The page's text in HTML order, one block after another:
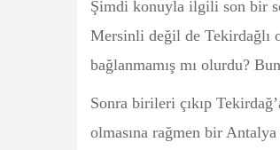
Şimdi konuyla ilgili son bir
Mersinli değil de Tekirdağlı
bağlanmamış mı olurdu?
Sonra birileri çıkıp
olmasına rağmen bir